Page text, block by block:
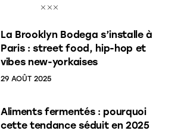
La Brooklyn Bodega s’installe à
Paris : street food, hip-hop et
vibes new-yorkaises
29 AOÛT 2025
Aliments fermentés : pourquoi
cette tendance séduit en 2025